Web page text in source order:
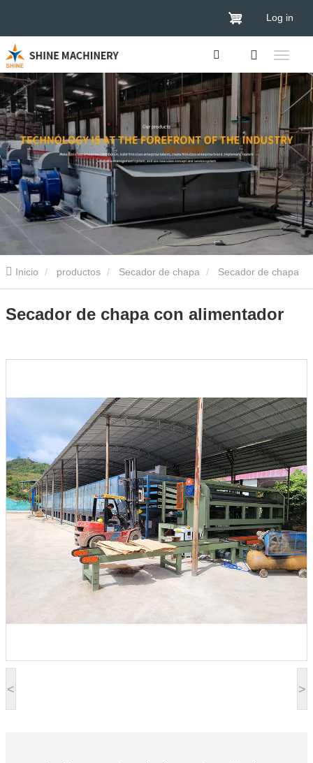
Log in
Inicio productos Secador de chapa Secador de chapa
de madera contrachapada Secador de chapa con alimentador
< >
Secador de chapa con alimentador